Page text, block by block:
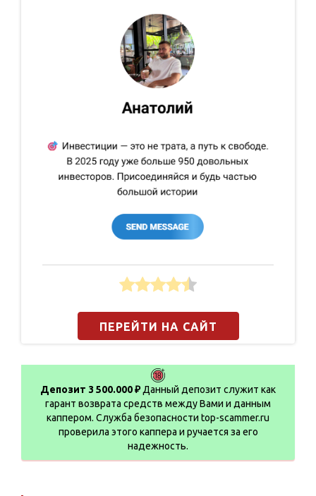
ПЕРЕЙТИ НА САЙТ
Депозит 3 500.000 ₽Данный депозит служит как
гарант возврата средств между Вами и данным
каппером. Служба безопасности top-scammer.ru
проверила этого каппера и ручается за его
надежность.